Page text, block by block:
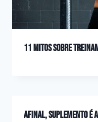
11 Mitos sobre
Afinal, suplemento é